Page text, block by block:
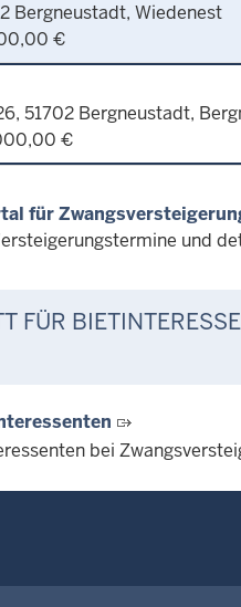
Bergneustadt, Wiedenest
€
51702 Bergneustadt,
€
für
und
FÜR
bei